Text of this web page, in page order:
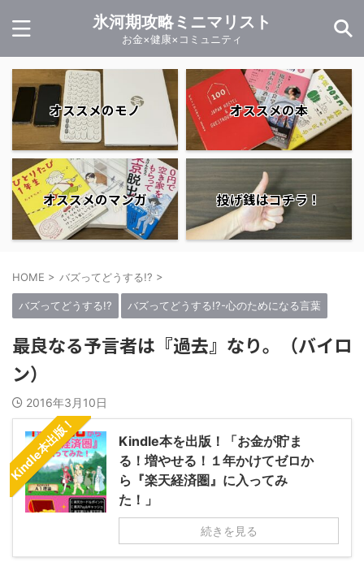
氷河期攻略ミニマリスト
お金×健康×コミュニティ
オススメのモノ オススメの本
オススメのマンガ 投げ銭はコチラ！
HOME > バズってどうする!? >
バズってどうする!? バズってどうする!?-心のためになる言葉
最良なる予言者は『過去』なり。（バイロ
ン）
2016年3月10日
Kindle本出版！
Kindle本を出版！「お金が貯ま
る！増やせる！１年かけてゼロか
ら『楽天経済圏』に入ってみ
た！」
続きを見る